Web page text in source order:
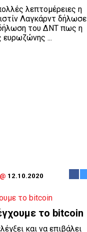
λεπτομέρειες η
Λαγκάρντ δήλωσε
του ΔΝΤ πως η
ευρωζώνης ...
@ 12.10.2020
το bitcoin
και να επιβάλει